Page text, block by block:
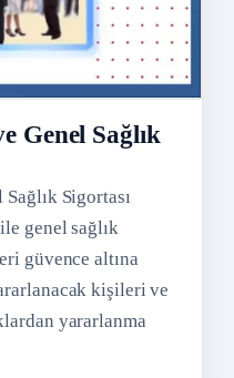
Genel Sağlık
Sigortası
genel sağlık
güvence altına
kişileri ve
yararlanma